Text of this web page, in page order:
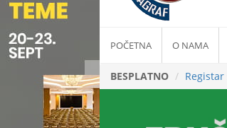
POČETNA O NAMA
BESPLATNO